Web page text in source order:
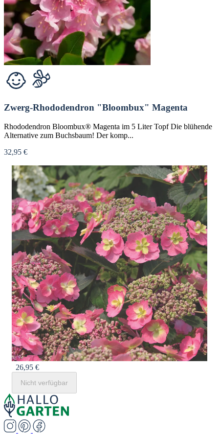
Zwerg-Rhododendron "Bloombux" Magenta
Rhododendron Bloombux® Magenta im 5 Liter Topf Die blühende
Alternative zum Buchsbaum! Der komp...
32,95 €
26,95 €
Nicht verfügbar